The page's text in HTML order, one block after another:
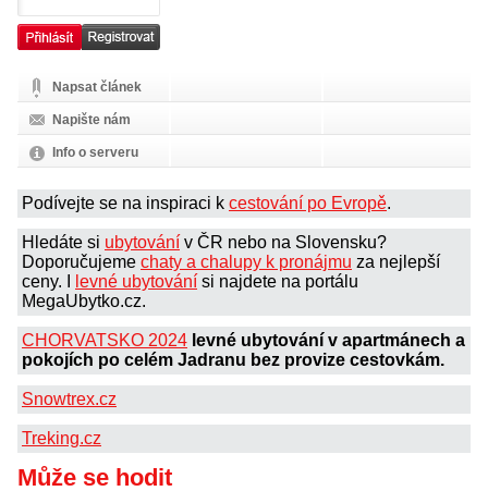
Napsat článek
Napište nám
Info o serveru
Podívejte se na inspiraci k cestování po Evropě.
Hledáte si ubytování v ČR nebo na Slovensku?
Doporučujeme chaty a chalupy k pronájmu za nejlepší
ceny. I
levné ubytování si najdete na portálu
MegaUbytko.cz.
CHORVATSKO 2024 levné ubytování v apartmánech a
pokojích po celém Jadranu bez provize cestovkám.
Snowtrex.cz
Treking.cz
Může se hodit